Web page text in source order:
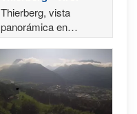
Thierberg, vista
panorámica en
dirección a Kufstein